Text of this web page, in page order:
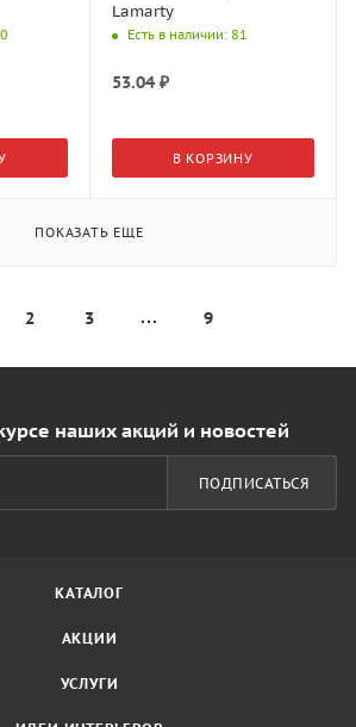
Lamarty
Есть в наличии: 81
53.04₽
В КОРЗИНУ
ПОКАЗАТЬ ЕЩЕ
2 3 9
наших акций и новостей
ПОДПИСАТЬСЯ
КАТАЛОГ
АКЦИИ
УСЛУГИ